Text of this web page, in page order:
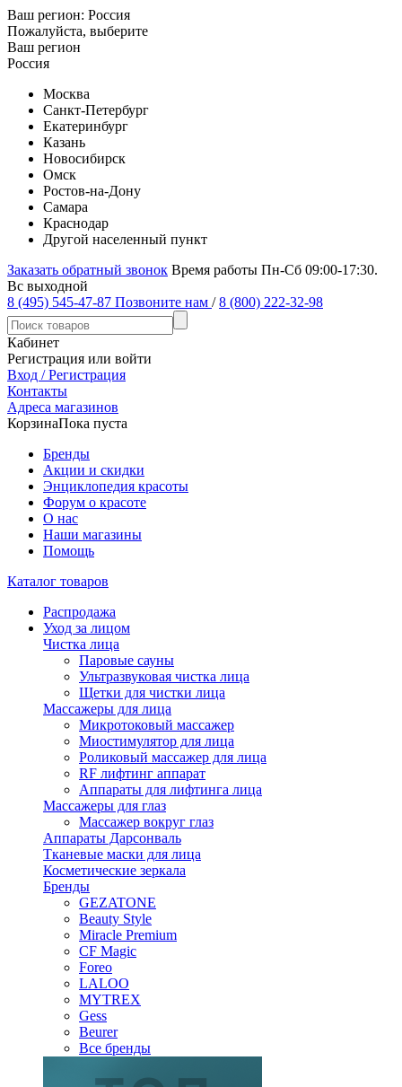
Ваш регион: Россия
Пожалуйста, выберите
Ваш регион
Россия
Москва
Санкт-Петербург
Екатеринбург
Казань
Новосибирск
Омск
Ростов-на-Дону
Самара
Краснодар
Другой населенный пункт
Заказать обратный звонок Время работы Пн-Сб 09:00-17:30.
Вс выходной
8 (495) 545-47-87 Позвоните нам / 8 (800) 222-32-98
Кабинет
Регистрация или войти
Вход / Регистрация
Контакты
Адреса магазинов
КорзинаПока пуста
Бренды
Акции и скидки
Энциклопедия красоты
Форум о красоте
О нас
Наши магазины
Помощь
Каталог товаров
Распродажа
Уход за лицом
Чистка лица
Паровые сауны
Ультразвуковая чистка лица
Щетки для чистки лица
Массажеры для лица
Микротоковый массажер
Миостимулятор для лица
Роликовый массажер для лица
RF лифтинг аппарат
Аппараты для лифтинга лица
Массажеры для глаз
Массажер вокруг глаз
Аппараты Дарсонваль
Тканевые маски для лица
Косметические зеркала
Бренды
GEZATONE
Beauty Style
Miracle Premium
CF Magic
Foreo
LALOO
MYTREX
Gess
Beurer
Все бренды